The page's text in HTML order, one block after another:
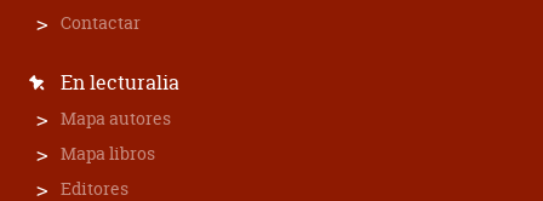
Contactar
En lecturalia
Mapa autores
Mapa libros
Editores